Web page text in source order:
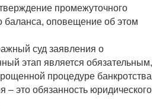
промежуточного
баланса, оповещение об этом
суд заявления о
этап является обязательным,
процедуре банкротства
– это обязанность юридического